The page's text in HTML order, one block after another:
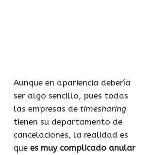
Aunque en apariencia debería
ser algo sencillo, pues todas
las empresas de timesharing
tienen su departamento de
cancelaciones, la realidad es
que es muy complicado anular